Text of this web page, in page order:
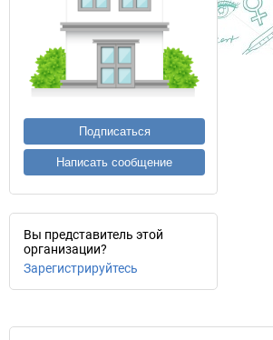
Подписаться
Написать сообщение
Вы представитель этой
организации?
Зарегистрируйтесь